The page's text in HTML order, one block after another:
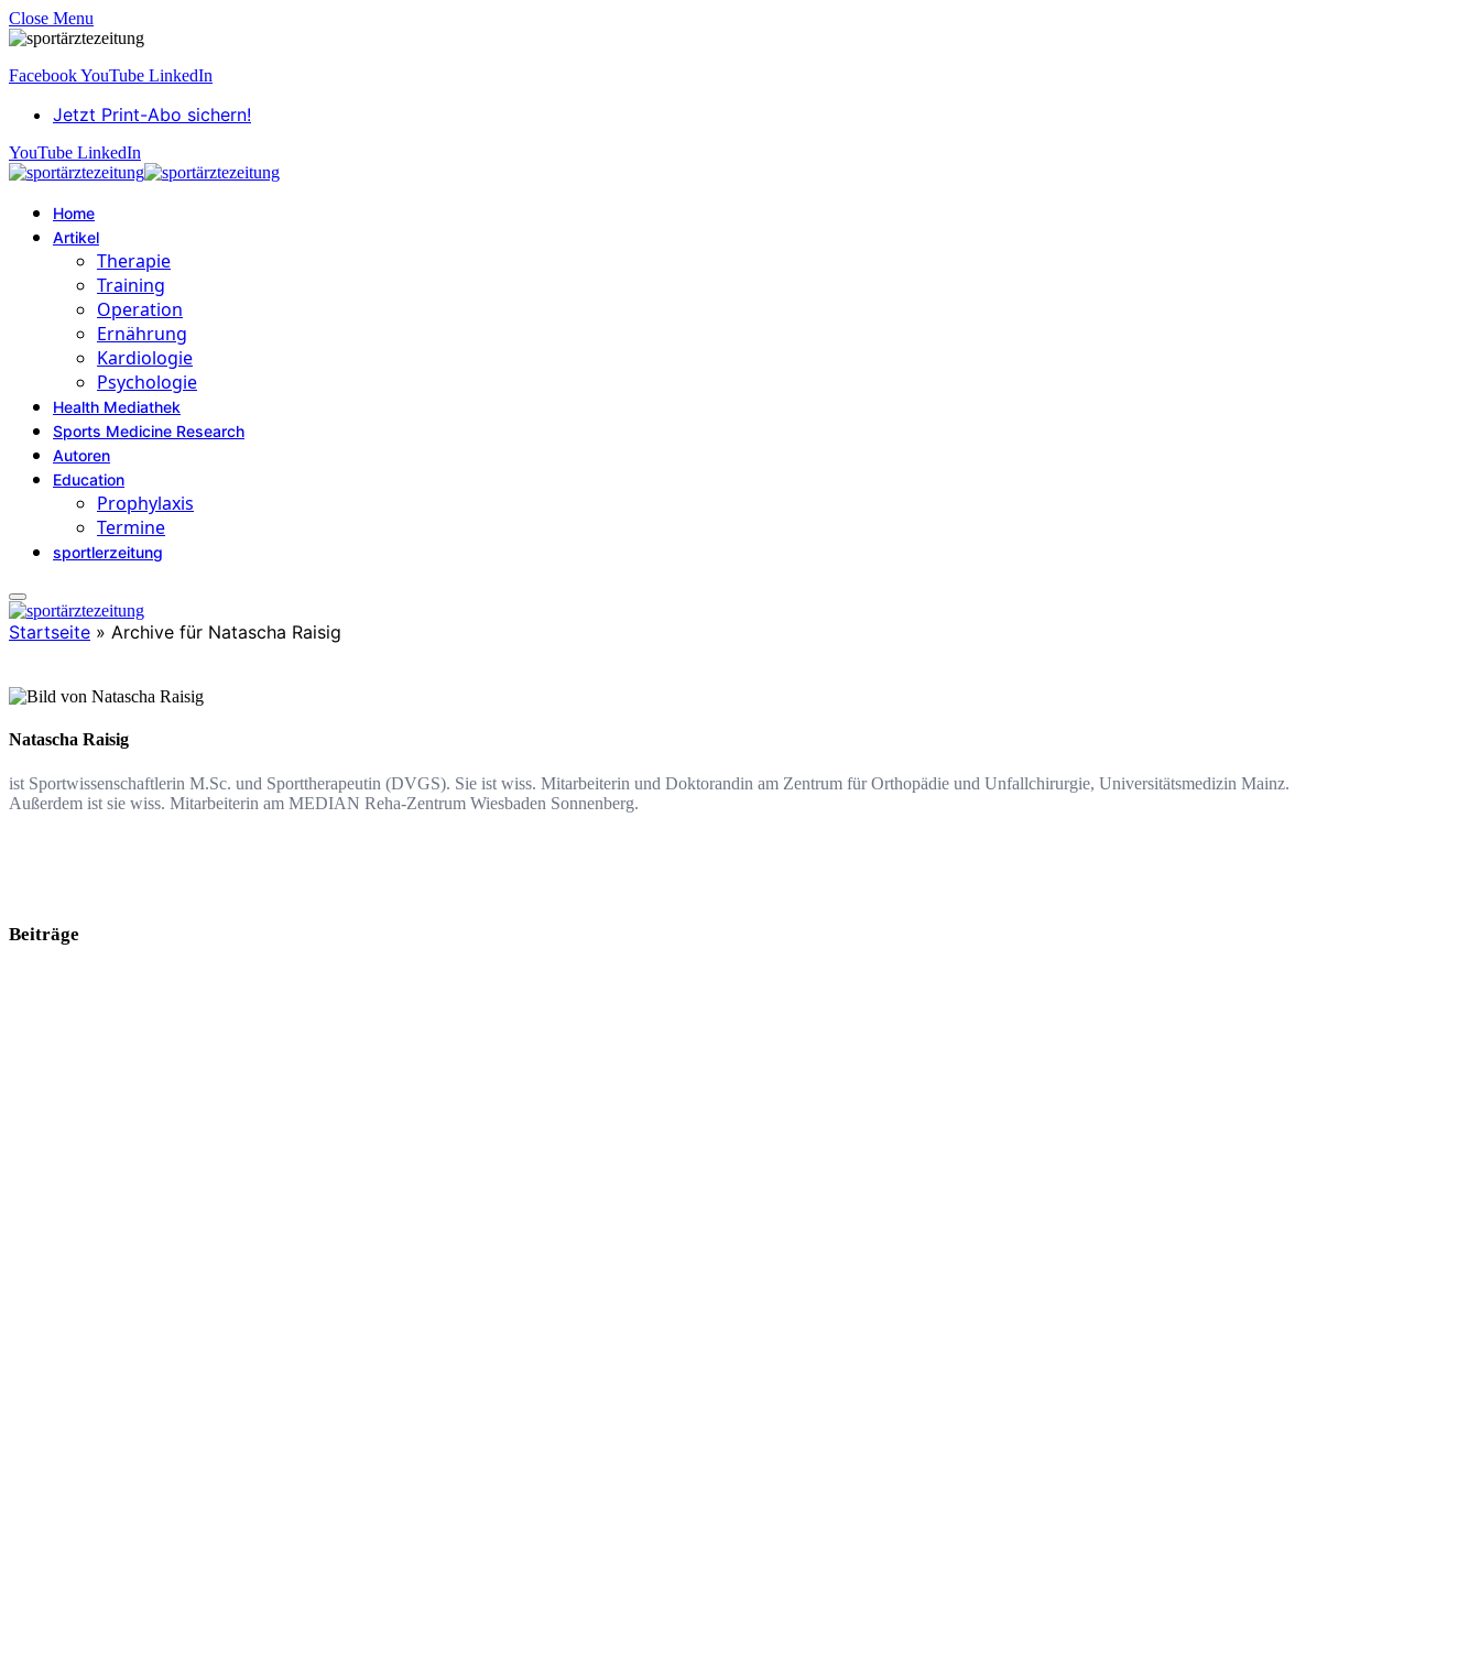
Close Menu
FacebookYouTube LinkedIn
Jetzt Print-Abo sichern!
YouTube LinkedIn
Home
Artikel
Therapie
Training
Operation
Ernährung
Kardiologie
Psychologie
Health Mediathek
Sports Medicine Research
Autoren
Education
Prophylaxis
Termine
sportlerzeitung
Startseite » Archive für Natascha Raisig
Natascha Raisig
ist Sportwissenschaftlerin M.Sc. und Sporttherapeutin (DVGS). Sie ist wiss. Mitarbeiterin und Doktorandin am Zentrum für Orthopädie und Unfallchirurgie, Universitätsmedizin Mainz.
Außerdem ist sie wiss. Mitarbeiterin am MEDIAN Reha-Zentrum Wiesbaden Sonnenberg.
Beiträge